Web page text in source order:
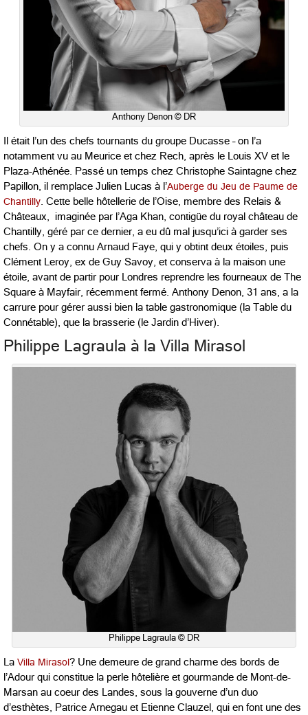
Anthony Denon © DR
Il était l’un des chefs tournants du groupe Ducasse – on l’a
notamment vu au Meurice et chez Rech, après le Louis XV et le
Plaza-Athénée. Passé un temps chez Christophe Saintagne chez
Papillon, il remplace Julien Lucas à l’Auberge du Jeu de Paume de
Chantilly . Cette belle hôtellerie de l’Oise, membre des Relais &
Châteaux, imaginée par l’Aga Khan, contigüe du royal château de
Chantilly, géré par ce dernier, a eu dû mal jusqu’ici à garder ses
chefs. On y a connu Arnaud Faye, qui y obtint deux étoiles, puis
Clément Leroy, ex de Guy Savoy, et conserva à la maison une
étoile, avant de partir pour Londres reprendre les fourneaux de The
Square à Mayfair, récemment fermé. Anthony Denon, 31 ans, a la
carrure pour gérer aussi bien la table gastronomique (la Table du
Connétable), que la brasserie (le Jardin d’Hiver).
Philippe Lagraula à la Villa Mirasol
Philippe Lagraula © DR
La Villa Mirasol? Une demeure de grand charme des bords de
l’Adour qui constitue la perle hôtelière et gourmande de Mont-de-
Marsan au coeur des Landes, sous la gouverne d’un duo
d’esthètes, Patrice Arnegau et Etienne Clauzel, qui en font une des